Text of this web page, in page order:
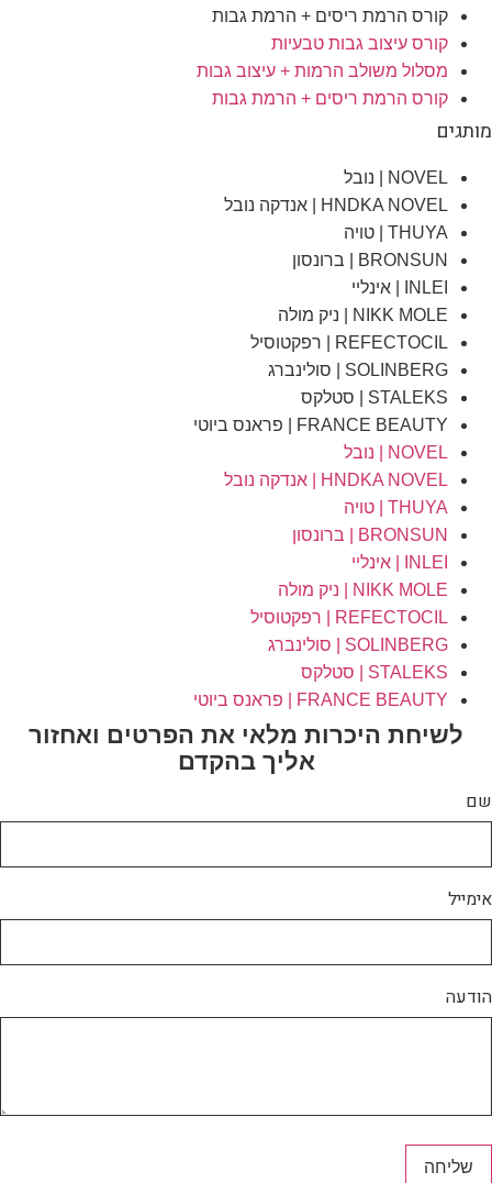
קורס הרמת ריסים + הרמת גבות
קורס עיצוב גבות טבעיות
מסלול משולב הרמות + עיצוב גבות​
קורס הרמת ריסים + הרמת גבות
NOVEL | נובל
HNDKA NOVEL | אנדקה נובל
THUYA | טויה
BRONSUN | ברונסון
INLEI | אינליי
NIKK MOLE | ניק מולה
REFECTOCIL | רפקטוסיל
SOLINBERG | סולינברג
STALEKS | סטלקס
FRANCE BEAUTY | פראנס ביוטי
NOVEL | נובל
HNDKA NOVEL | אנדקה נובל
THUYA | טויה
BRONSUN | ברונסון
INLEI | אינליי
NIKK MOLE | ניק מולה
REFECTOCIL | רפקטוסיל
SOLINBERG | סולינברג
STALEKS | סטלקס
FRANCE BEAUTY | פראנס ביוטי
לשיחת היכרות מלאי את הפרטים ואחזור
אליך בהקדם
שליחה